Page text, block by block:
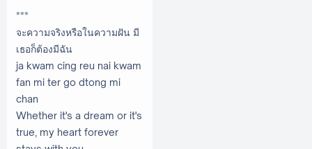
***
จะความจริงหรือในความฝัน มี
เธอก็ต้องมีฉัน
ja kwam cing reu nai kwam
fan mi ter go dtong mi
chan
Whether it's a dream or it's
true, my heart forever